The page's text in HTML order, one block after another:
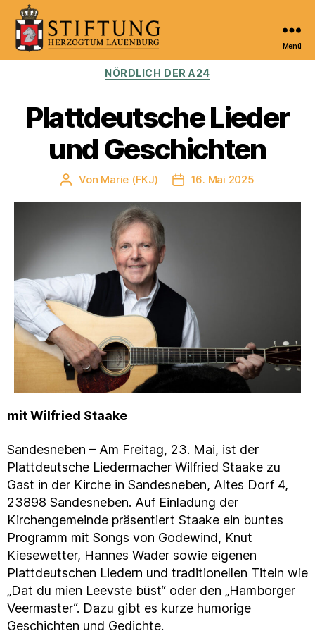
Kulturportal
Herzogtum
Lauenburg
Menü
Kategorien
NÖRDLICH DER A24
Plattdeutsche Lieder
und Geschichten
Beitragsautor
Von Marie (FKJ) Veröffentlichungsdatum
16. Mai 2025
mit Wilfried Staake
Sandesneben – Am Freitag, 23. Mai, ist der
Plattdeutsche Liedermacher Wilfried Staake zu
Gast in der Kirche in Sandesneben, Altes Dorf 4,
23898 Sandesneben. Auf Einladung der
Kirchengemeinde präsentiert Staake ein buntes
Programm mit Songs von Godewind, Knut
Kiesewetter, Hannes Wader sowie eigenen
Plattdeutschen Liedern und traditionellen Titeln wie
„Dat du mien Leevste büst“ oder den „Hamborger
Veermaster“. Dazu gibt es kurze humorige
Geschichten und Gedichte.